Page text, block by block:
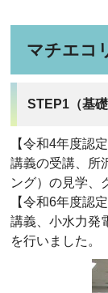
マチエコ
STEP1（基礎
【令和4年度認定
講義の受講、所
ング）の見学、
【令和6年度認定
講義、小水力発
を行いました。